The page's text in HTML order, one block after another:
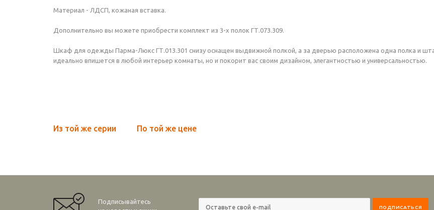
Материал - ЛДСП, кожаная вставка.
Дополнительно вы можете приобрести комплект из 3-х полок ГТ.073.309.
Шкаф для одежды Парма-Люкс ГТ.013.301 снизу оснащен выдвижной полкой, а за дверью расположена одна полка и
идеально впишется в любой интерьер комнаты, но и покорит вас своим дизайном, элегантностью и универсальностью.
Из той же серии По той же цене
Подписывайтесь